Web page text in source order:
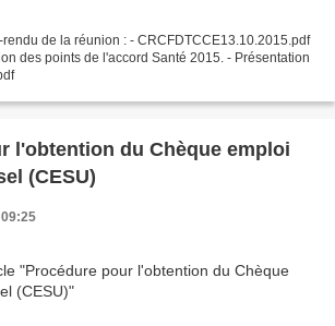
: - CRCFDTCCE13.10.2015.pdf
des points de l'accord Santé 2015. - Présentation
l'obtention du Chèque emploi
(CESU)